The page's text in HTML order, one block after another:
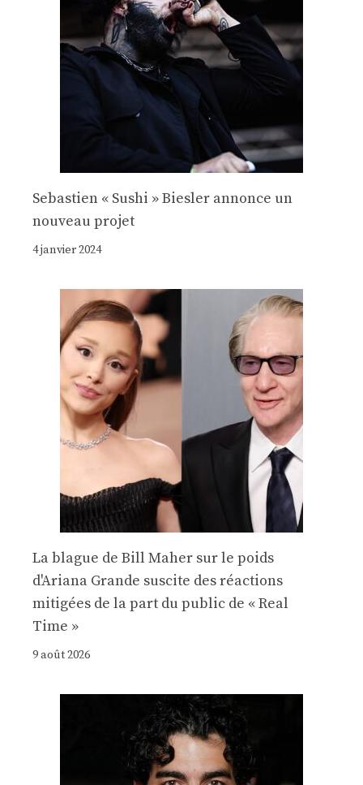
Sebastien « Sushi » Biesler annonce un
nouveau projet
4 janvier 2024
La blague de Bill Maher sur le poids
d'Ariana Grande suscite des réactions
mitigées de la part du public de « Real
Time »
9 août 2026